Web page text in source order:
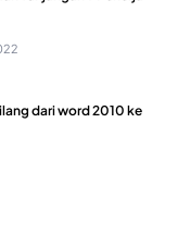
dari word 2010 ke